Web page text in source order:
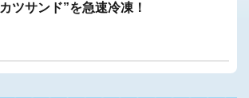
カツサンド”を急速冷凍！